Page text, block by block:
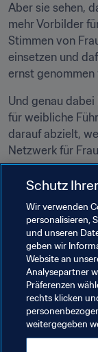
Aber sie sehen,
mehr Vorbilder
Stimmen von
einsetzen und
ernst
Und genau
für weibliche
darauf abzielt,
Netzwerk für
"Es ist ein
Unterstützung
austauschen.
unseren Geist
verschiedener
werden."
Schutz
Wir verwenden
personalisieren,
und unseren
geben wir
Website an
Analysepartner
Präferenzen
rechts klicken
weitergegeben